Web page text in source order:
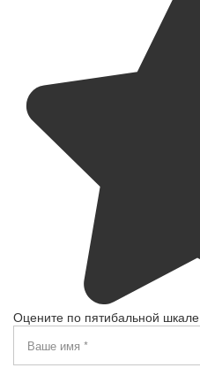
Оцените по пятибальной шкале